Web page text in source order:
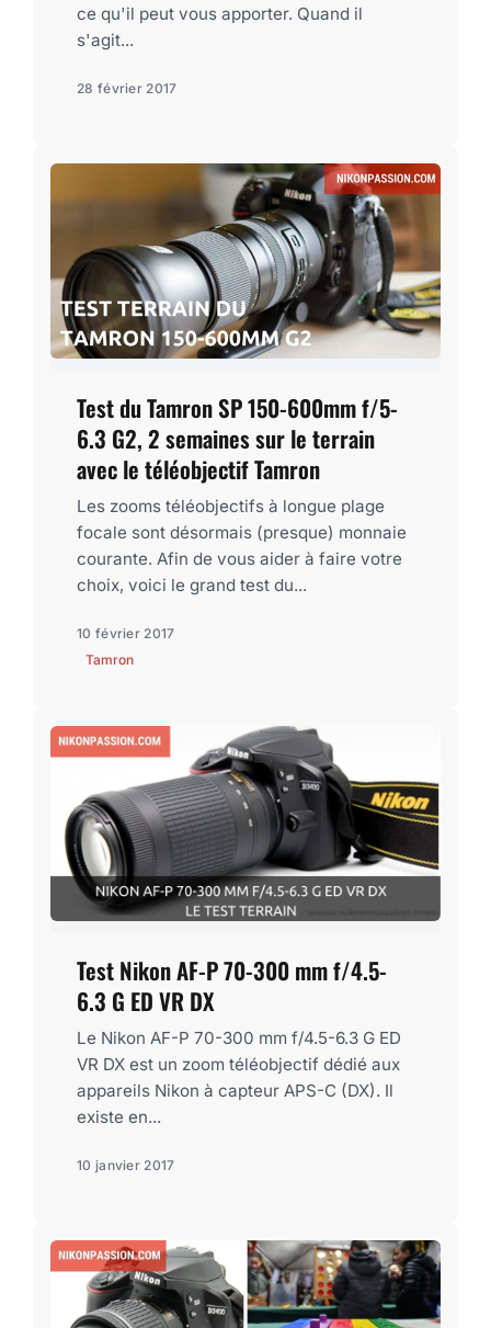
ce qu'il peut vous apporter. Quand il
s'agit...
28 février 2017
Test du Tamron SP 150-600mm f/5-
6.3 G2, 2 semaines sur le terrain
avec le téléobjectif Tamron
Les zooms téléobjectifs à longue plage
focale sont désormais (presque) monnaie
courante. Afin de vous aider à faire votre
choix, voici le grand test du...
10 février 2017
Tamron
Test Nikon AF-P 70-300 mm f/4.5-
6.3 G ED VR DX
Le Nikon AF-P 70-300 mm f/4.5-6.3 G ED
VR DX est un zoom téléobjectif dédié aux
appareils Nikon à capteur APS-C (DX). Il
existe en...
10 janvier 2017